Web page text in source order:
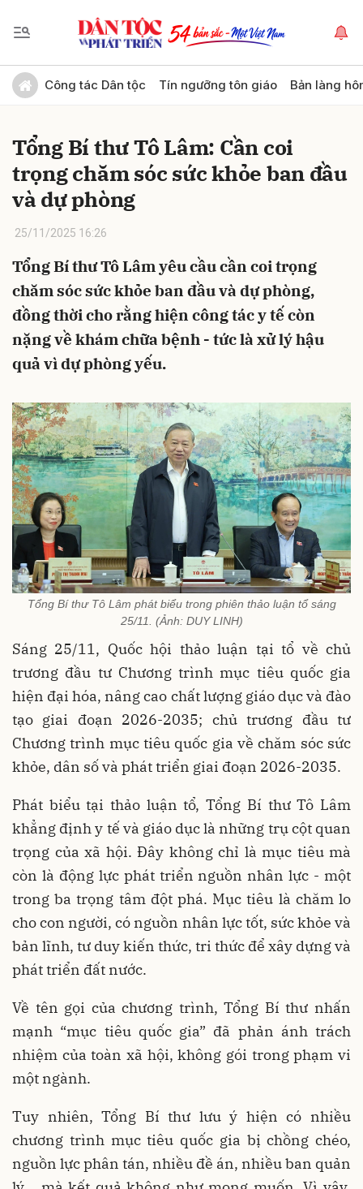
Công tác Dân tộc Tín ngưỡng tôn giáo Bản làng
Tổng Bí thư Tô Lâm: Cần coi
trọng chăm sóc sức khỏe ban đầu
và dự phòng
25/11/2025 16:26
Tổng Bí thư Tô Lâm yêu cầu cần coi trọng
chăm sóc sức khỏe ban đầu và dự phòng,
đồng thời cho rằng hiện công tác y tế còn
nặng về khám chữa bệnh - tức là xử lý hậu
quả vì dự phòng yếu.
Tổng Bí thư Tô Lâm phát biểu trong phiên thảo luận tổ sáng
25/11. (Ảnh: DUY LINH)
Sáng 25/11, Quốc hội thảo luận tại tổ về chủ
trương đầu tư Chương trình mục tiêu quốc gia
hiện đại hóa, nâng cao chất lượng giáo dục và đào
tạo giai đoạn 2026-2035; chủ trương đầu tư
Chương trình mục tiêu quốc gia về chăm sóc sức
khỏe, dân số và phát triển giai đoạn 2026-2035.
Phát biểu tại thảo luận tổ, Tổng Bí thư Tô Lâm
khẳng định y tế và giáo dục là những trụ cột quan
trọng của xã hội. Đây không chỉ là mục tiêu mà
còn là động lực phát triển nguồn nhân lực - một
trong ba trọng tâm đột phá. Mục tiêu là chăm lo
cho con người, có nguồn nhân lực tốt, sức khỏe và
bản lĩnh, tư duy kiến thức, tri thức để xây dựng và
phát triển đất nước.
Về tên gọi của chương trình, Tổng Bí thư nhấn
mạnh “mục tiêu quốc gia” đã phản ánh trách
nhiệm của toàn xã hội, không gói trong phạm vi
một ngành.
Tuy nhiên, Tổng Bí thư lưu ý hiện có nhiều
chương trình mục tiêu quốc gia bị chồng chéo,
nguồn lực phân tán, nhiều đề án, nhiều ban quản
Gửi bình luận